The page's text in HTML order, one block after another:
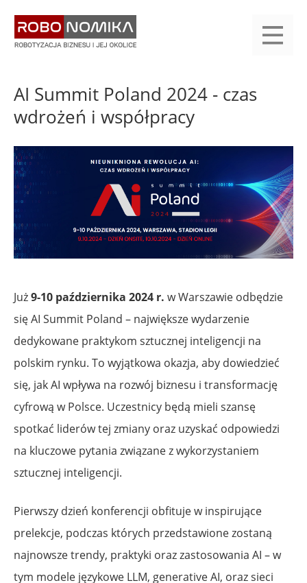
treści
yasne
main
menu
AI Summit Poland 2024 - czas
wdrożeń i współpracy
Już9-10 października 2024 r. w Warszawie odbędzie
się AI Summit Poland – największe wydarzenie
dedykowane praktykom sztucznej inteligencji na
polskim rynku. To wyjątkowa okazja, aby dowiedzieć
się, jak AI wpływa na rozwój biznesu i transformację
cyfrową w Polsce. Uczestnicy będą mieli szansę
spotkać liderów tej zmiany oraz uzyskać odpowiedzi
na kluczowe pytania związane z wykorzystaniem
sztucznej inteligencji.
Pierwszy dzień konferencji obfituje w inspirujące
prelekcje, podczas których przedstawione zostaną
najnowsze trendy, praktyki oraz zastosowania AI – w
tym modele językowe LLM, generative AI, oraz sieci